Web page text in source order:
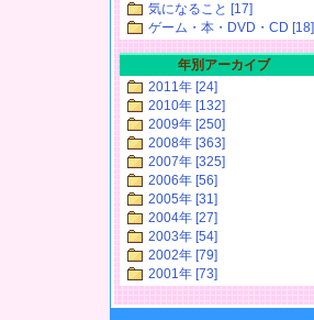
気になること [17]
ゲーム・本・DVD・CD [18]
年別アーカイブ
2011年 [24]
2010年 [132]
2009年 [250]
2008年 [363]
2007年 [325]
2006年 [56]
2005年 [31]
2004年 [27]
2003年 [54]
2002年 [79]
2001年 [73]